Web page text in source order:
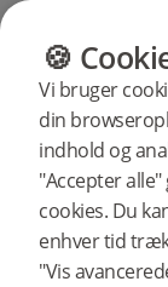
🍪
Vi bruger
din
indhold og
"Accepter
cookies. Du
enhver tid
"Vis
Produkter Gulv
XL